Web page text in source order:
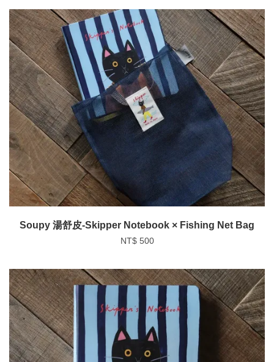
Soupy 湯舒皮-Skipper Notebook × Fishing Net Bag
NT$ 500